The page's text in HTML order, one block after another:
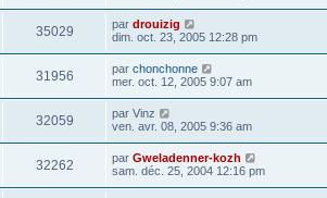
35029 par drouizig
dim. oct. 23, 2005 12:28 pm
31956 par chonchonne
mer. oct. 12, 2005 9:07 am
32059 par Vinz
ven. avr. 08, 2005 9:36 am
32262 par Gweladenner-kozh
sam. déc. 25, 2004 12:16 pm